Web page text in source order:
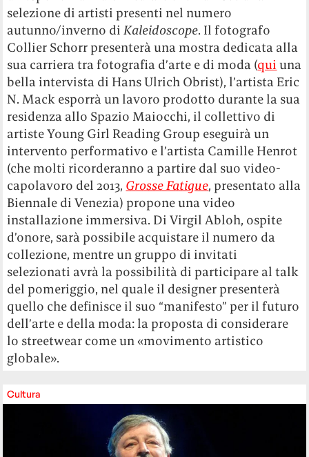
selezione di artisti presenti nel numero
autunno/inverno diKaleidoscope. Il fotografo
Collier Schorr presenterà una mostra dedicata alla
sua carriera tra fotografia d’arte e di moda (qui una
bella intervista di Hans Ulrich Obrist), l’artista Eric
N. Mack esporrà un lavoro prodotto durante la sua
residenza allo Spazio Maiocchi, il collettivo di
artiste Young Girl Reading Group eseguirà un
intervento performativo e l’artista Camille Henrot
(che molti ricorderanno a partire dal suo video-
capolavoro del 2013, Grosse Fatigue, presentato alla
Biennale di Venezia) propone una video
installazione immersiva. Di Virgil Abloh, ospite
d’onore, sarà possibile acquistare il numero da
collezione, mentre un gruppo di invitati
selezionati avrà la possibilità di participare al talk
del pomeriggio, nel quale il designer presenterà
quello che definisce il suo “manifesto” per il futuro
dell’arte e della moda: la proposta di considerare
lo streetwear come un «movimento artistico
globale».
Cultura